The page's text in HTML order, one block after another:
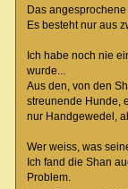
Das
Es besteht nur aus
Ich habe noch nie
wurde...
Aus den, von den
streunende Hunde,
nur Handgewedel,
Wer weiss, was
Ich fand die Shan
Problem.